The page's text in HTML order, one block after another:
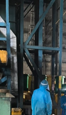
Sử
hiệu
Khoa
tạo
Bảo